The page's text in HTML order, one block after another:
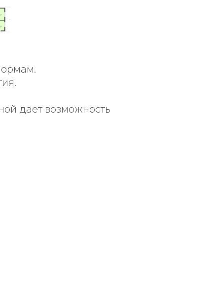
дает возможность